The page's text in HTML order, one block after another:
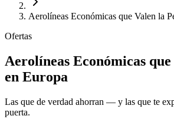
Aerolíneas Económicas que Valen la
Ofertas
Aerolíneas Económicas
en Europa
Las que de verdad ahorran — y las que te
puerta.